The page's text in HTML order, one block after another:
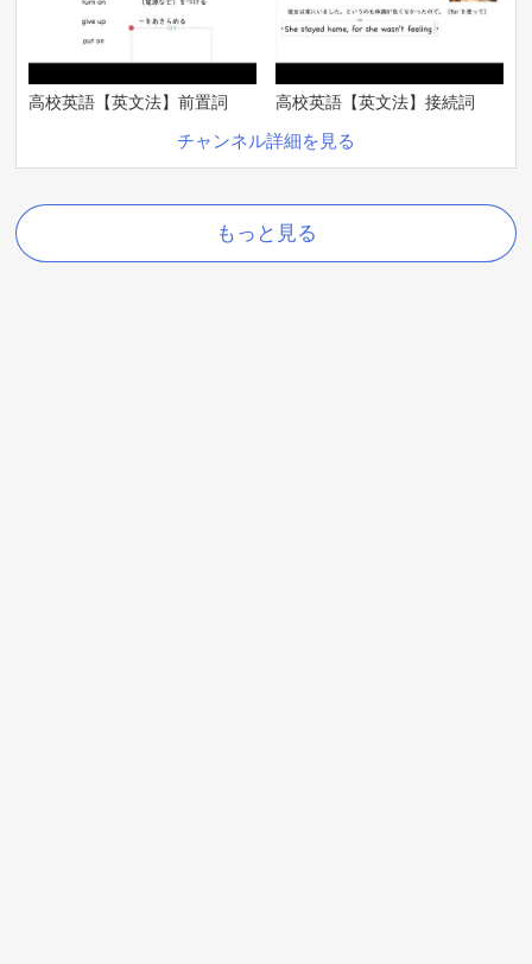
高校英語【英文法】前置詞 高校英語【英文法】接続詞
チャンネル詳細を見る
もっと見る